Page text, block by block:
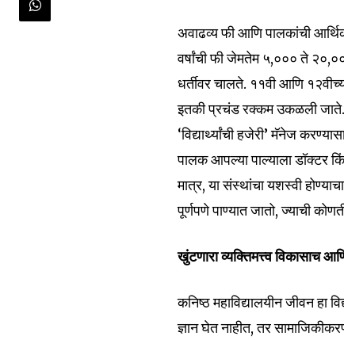
अवाढव्य फी आणि पालकांची
वर्षांची फी जेमतेम ५,००० ते
धर्तीवर चालते. ११वी आणि
इतकी प्रचंड रक्कम उकळली जाते.
‘विद्यार्थ्यांची हजेरी’ मॅनेज
पालक आपल्या पाल्याला डॉक्टर
मात्र, या संस्थांचा यशस्वी
पूर्णपणे पाण्यात जातो, ज्याची
खुंटणारा व्यक्तिमत्त्व विकासाच
कनिष्ठ महाविद्यालयीन जीवन हा
ज्ञान घेत नाहीत, तर